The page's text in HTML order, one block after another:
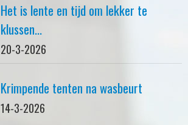
Het is lente en tijd om lekker te
klussen...
20-3-2026
Krimpende tenten na wasbeurt
14-3-2026